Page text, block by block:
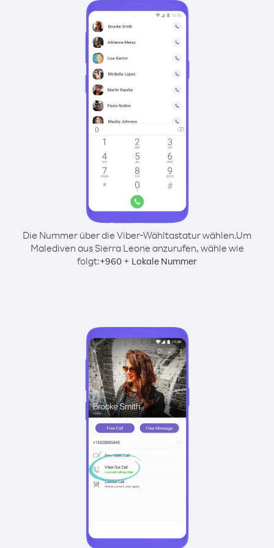
Die Nummer über die Viber-Wähltastatur wählen.Um
Malediven aus Sierra Leone anzurufen, wähle wie
folgt:+960 + Lokale Nummer